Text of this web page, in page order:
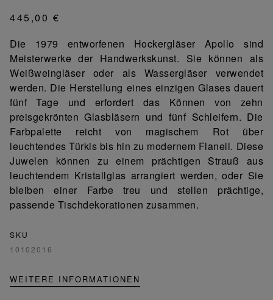
445,00 €
Die 1979 entworfenen Hockergläser Apollo sind
Meisterwerke der Handwerkskunst. Sie können als
Weißweingläser oder als Wassergläser verwendet
werden. Die Herstellung eines einzigen Glases dauert
fünf Tage und erfordert das Können von zehn
preisgekrönten Glasbläsern und fünf Schleifern. Die
Farbpalette reicht von magischem Rot über
leuchtendes Türkis bis hin zu modernem Flanell. Diese
Juwelen können zu einem prächtigen Strauß aus
leuchtendem Kristallglas arrangiert werden, oder Sie
bleiben einer Farbe treu und stellen prächtige,
passende Tischdekorationen zusammen.
SKU
10102016
WEITERE INFORMATIONEN